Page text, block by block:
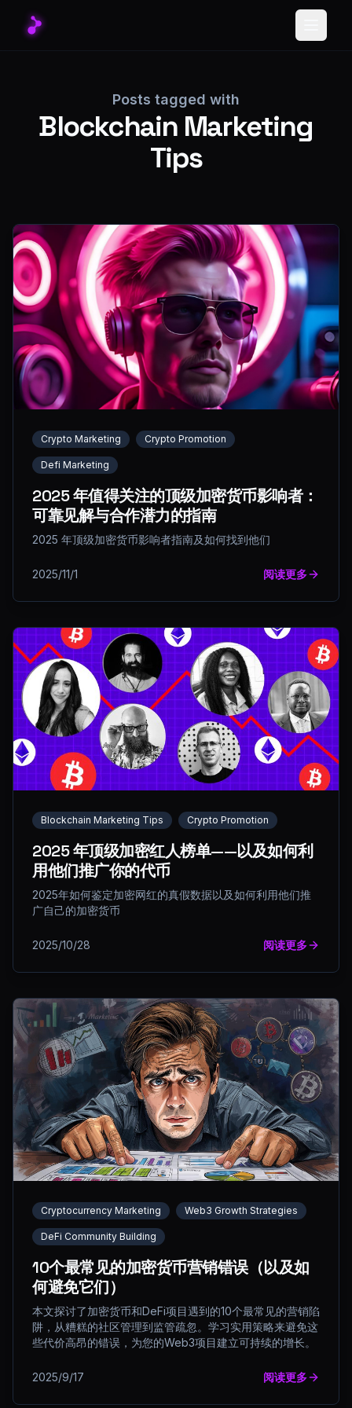
Posts tagged with
Blockchain Marketing
Tips
Crypto Marketing Crypto Promotion
Defi Marketing
2025 年值得关注的顶级加密货币影响者：
可靠见解与合作潜力的指南
2025 年顶级加密货币影响者指南及如何找到他们
2025/11/1 阅读更多
Blockchain Marketing Tips Crypto Promotion
2025 年顶级加密红人榜单——以及如何利
用他们推广你的代币
2025年如何鉴定加密网红的真假数据以及如何利用他们推
广自己的加密货币
2025/10/28 阅读更多
Cryptocurrency Marketing Web3 Growth Strategies
DeFi Community Building
10个最常见的加密货币营销错误（以及如
何避免它们）
本文探讨了加密货币和DeFi项目遇到的10个最常见的营销陷
阱，从糟糕的社区管理到监管疏忽。学习实用策略来避免这
些代价高昂的错误，为您的Web3项目建立可持续的增长。
2025/9/17 阅读更多